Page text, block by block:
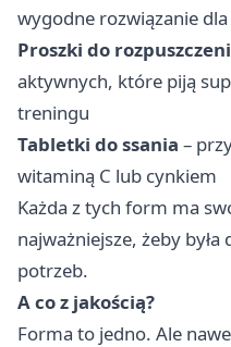
wygodne rozwiązanie dla
Proszki do
aktywnych, które piją
treningu
Tabletki do ssania –
witaminą C lub cynkiem
Każda z tych form ma
najważniejsze, żeby
potrzeb.
A co z jakością?
Forma to jedno. Ale